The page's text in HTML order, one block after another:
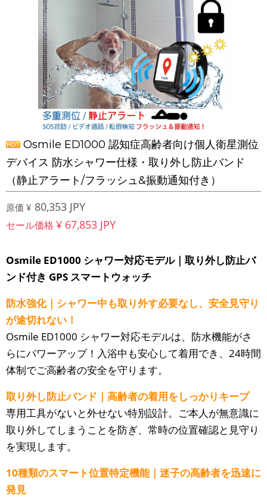
Osmile ED1000 認知症高齢者向け個人衛星測位
デバイス 防水シャワー仕様・取り外し防止バンド
（静止アラート/フラッシュ&振動通知付き）
原価 ¥ 80,353 JPY
セール価格 ¥ 67,853 JPY
Osmile ED1000 シャワー対応モデル｜取り外し防止バ
ンド付き GPS スマートウォッチ
防水強化｜シャワー中も取り外す必要なし、安全見守り
が途切れない！
Osmile ED1000 シャワー対応モデルは、防水機能がさ
らにパワーアップ！入浴中も安心して着用でき、24時間
体制でご高齢者の安全を守ります。
取り外し防止バンド｜高齢者の着用をしっかりキープ
専用工具がないと外せない特別設計。ご本人が無意識に
取り外してしまうことを防ぎ、常時の位置確認と見守り
を実現します。
10種類のスマート位置特定機能｜迷子の高齢者を迅速に
発見